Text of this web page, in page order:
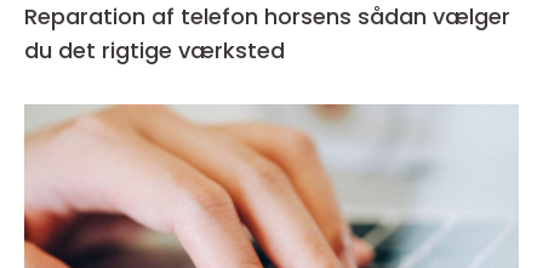
Reparation af telefon horsens sådan vælger
du det rigtige værksted